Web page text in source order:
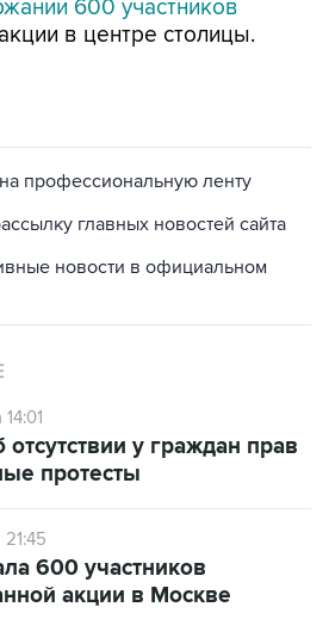
главных новостей сайта
новости в официальном
протесты
акции в Москве